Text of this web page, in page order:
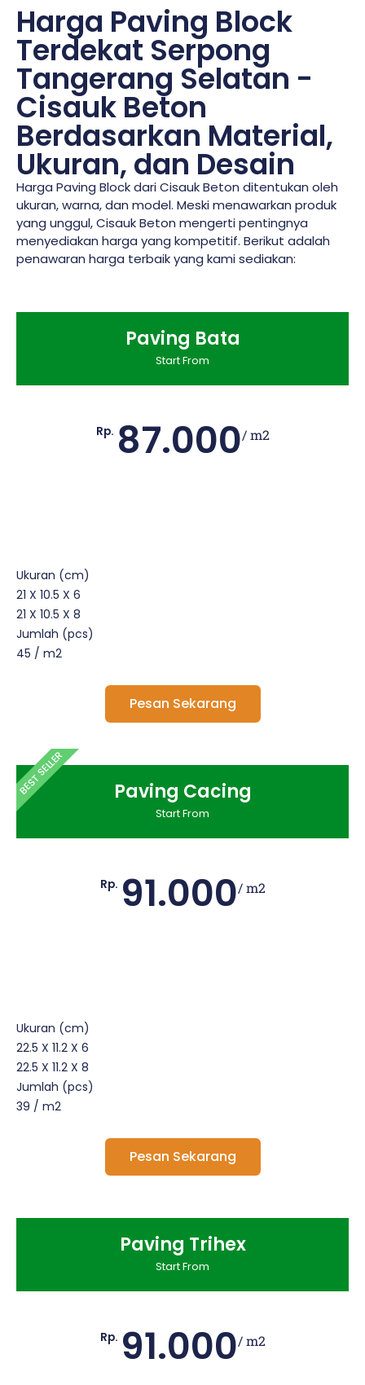
Harga Paving Block
Terdekat Serpong
Tangerang Selatan -
Cisauk Beton
Berdasarkan Material,
Ukuran, dan Desain
Harga Paving Block dari Cisauk Beton ditentukan oleh
ukuran, warna, dan model. Meski menawarkan produk
yang unggul, Cisauk Beton mengerti pentingnya
menyediakan harga yang kompetitif. Berikut adalah
penawaran harga terbaik yang kami sediakan:
Paving Bata
Start From
Rp. 87.000/ m2
Ukuran (cm)
21 X 10.5 X 6
21 X 10.5 X 8
Jumlah (pcs)
45 / m2
Pesan Sekarang
BEST SELLER Paving Cacing
Start From
Rp. 91.000/ m2
Ukuran (cm)
22.5 X 11.2 X 6
22.5 X 11.2 X 8
Jumlah (pcs)
39 / m2
Pesan Sekarang
Paving Trihex
Start From
Rp. 91.000/ m2